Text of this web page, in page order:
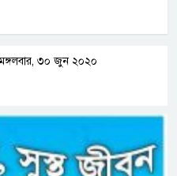
৩০ জুন ২০২০